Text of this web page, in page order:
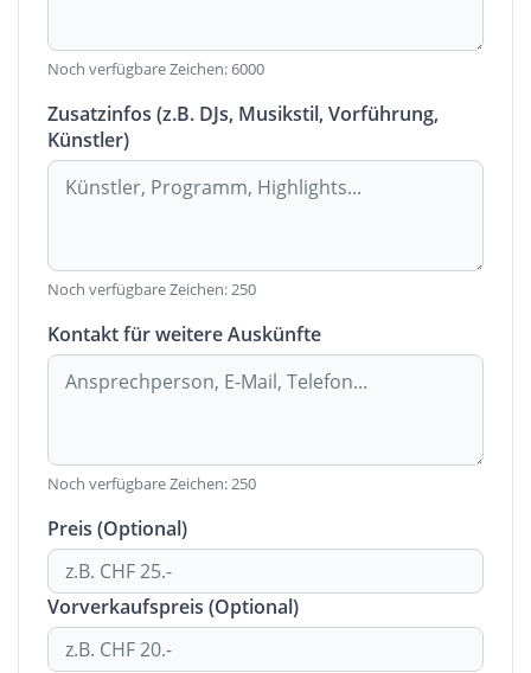
Noch verfügbare Zeichen:6000
Zusatzinfos (z.B. DJs, Musikstil, Vorführung,
Künstler)
Noch verfügbare Zeichen:250
Kontakt für weitere Auskünfte
Noch verfügbare Zeichen:250
Preis (Optional)
Vorverkaufspreis (Optional)